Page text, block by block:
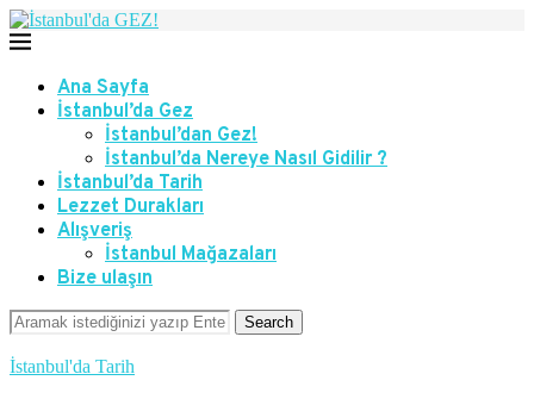
Ana Sayfa
İstanbul’da Gez
İstanbul’dan Gez!
İstanbul’da Nereye Nasıl Gidilir ?
İstanbul’da Tarih
Lezzet Durakları
Alışveriş
İstanbul Mağazaları
Bize ulaşın
Search
İstanbul'da Tarih